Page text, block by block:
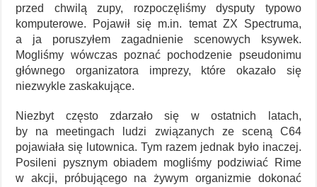
przed chwilą zupy, rozpoczęliśmy dysputy typowo
komputerowe. Pojawił się m.in. temat ZX Spectruma,
a ja poruszyłem zagadnienie scenowych ksywek.
Mogliśmy wówczas poznać pochodzenie pseudonimu
głównego organizatora imprezy, które okazało się
niezwykle zaskakujące.
Niezbyt często zdarzało się w ostatnich latach,
by na meetingach ludzi związanych ze sceną C64
pojawiała się lutownica. Tym razem jednak było inaczej.
Posileni pysznym obiadem mogliśmy podziwiać Rime
w akcji, próbującego na żywym organizmie dokonać